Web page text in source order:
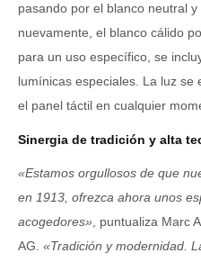
pasando por el blanco neutral
nuevamente, el blanco cálido
para un uso específico, se
lumínicas especiales. La luz se
el panel táctil en cualquier
Sinergia de tradición y alta
«Estamos orgullosos de que
en 1913, ofrezca ahora unos
acogedores», puntualiza Marc
AG. «Tradición y modernidad.